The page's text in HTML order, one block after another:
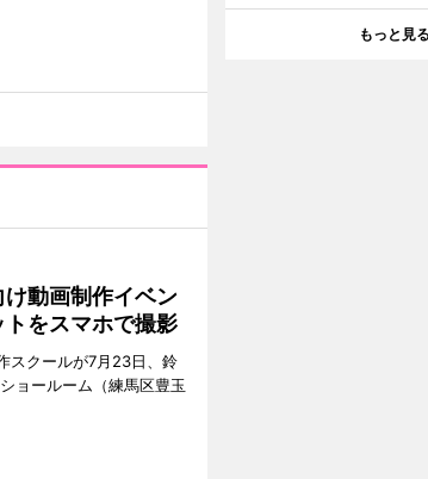
動画制作イベン
をスマホで撮影
スクールが7月23日、鈴
ョールーム（練馬区豊玉
もっと見る